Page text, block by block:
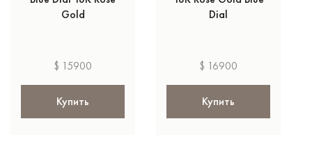
Gold
$ 15900
Купить
Dial
$ 16900
Купить